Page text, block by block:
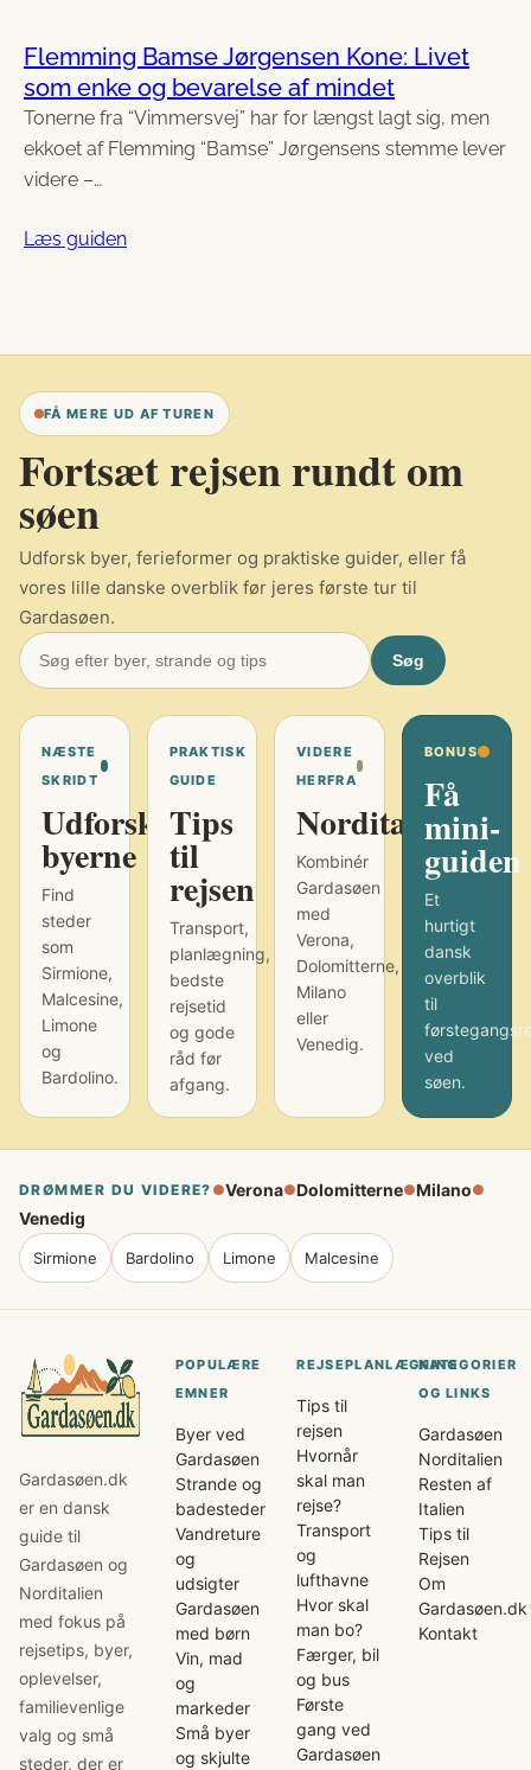
Flemming Bamse Jørgensen Kone: Livet
som enke og bevarelse af mindet
Tonerne fra “Vimmersvej” har for længst lagt sig, men
ekkoet af Flemming “Bamse” Jørgensens stemme lever
videre –…
Læs guiden
FÅ MERE UD AF TUREN
Fortsæt rejsen rundt om
søen
Udforsk byer, ferieformer og praktiske guider, eller få
vores lille danske overblik før jeres første tur til
Gardasøen.
Søg
NÆSTE
SKRIDT
Udforsk
byerne
Find
steder
som
Sirmione,
Malcesine,
Limone
og
Bardolino.
PRAKTISK
GUIDE
Tips
til
rejsen
Transport,
planlægning,
bedste
rejsetid
og gode
råd før
afgang.
VIDERE
HERFRA
Norditalien
Kombinér
Gardasøen
med
Verona,
Dolomitterne,
Milano
eller
Venedig.
BONUS
Få
mini-
guiden
Et
hurtigt
dansk
overblik
til
ved
søen.
DRØMMER DU VIDERE? ●Verona●Dolomitterne●Milano●
Venedig
Sirmione Bardolino Limone Malcesine
Gardasøen.dk
er en dansk
guide til
Gardasøen og
Norditalien
med fokus på
rejsetips, byer,
oplevelser,
familievenlige
valg og små
steder, der er
POPULÆRE
EMNER
Byer ved
Gardasøen
Strande og
badesteder
Vandreture
og
udsigter
Gardasøen
med børn
Vin, mad
og
markeder
Små byer
og skjulte
REJSEPLANLÆGNING
Tips til
rejsen
Hvornår
skal man
rejse?
Transport
og
lufthavne
Hvor skal
man bo?
Færger, bil
og bus
Første
gang ved
Gardasøen
KATEGORIER
OG LINKS
Gardasøen
Norditalien
Resten af
Italien
Tips til
Rejsen
Om
Gardasøen.dk
Kontakt